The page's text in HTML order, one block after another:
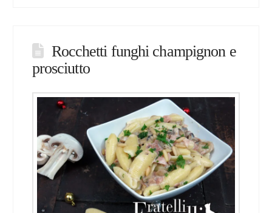
Rocchetti funghi champignon e
prosciutto